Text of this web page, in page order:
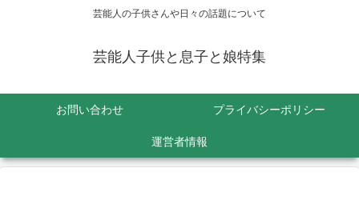
芸能人の子供さんや日々の話題について
芸能人子供と息子と娘特集
お問い合わせ プライバシーポリシー
運営者情報